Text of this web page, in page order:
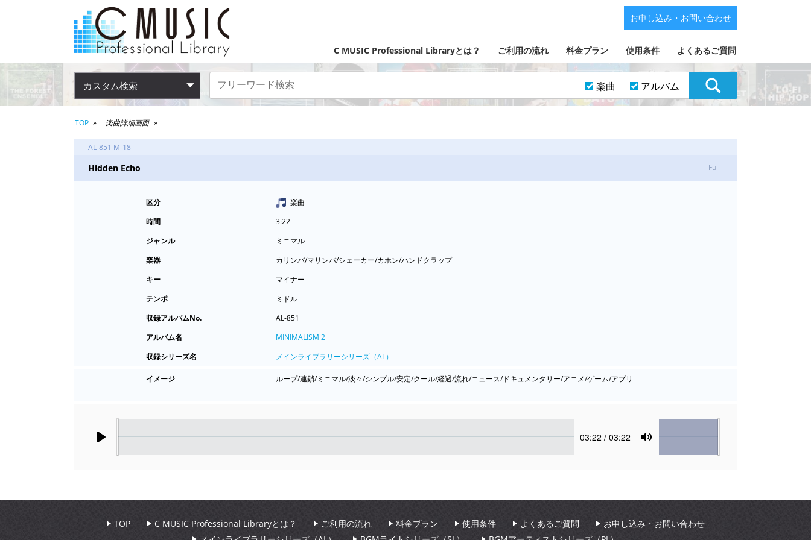
C MUSIC Professional Libraryとは？ ご利用の流れ 料金プラン 使用条件 よくあるご質問
お申し込み・お問い合わせ
カスタム検索 楽曲 アルバム
TOP 楽曲詳細画面
AL-851 M-18
Hidden Echo Full
区分
楽曲
時間
3:22
ジャンル
ミニマル
楽器
カリンバ/マリンバ/シェーカー/カホン/ハンドクラップ
キー
マイナー
テンポ
ミドル
収録アルバムNo.
AL-851
アルバム名
MINIMALISM 2
収録シリーズ名
メインライブラリーシリーズ（AL）
イメージ ループ/連鎖/ミニマル/淡々/シンプル/安定/クール/経過/流れ/ニュース/ドキュメンタリー/アニメ/ゲーム/アプリ
Current
03:22 / 03:22
Mute
Volume
TOP C MUSIC Professional Libraryとは？ ご利用の流れ 料金プラン 使用条件 よくあるご質問
お申し込み・お問い合わせ